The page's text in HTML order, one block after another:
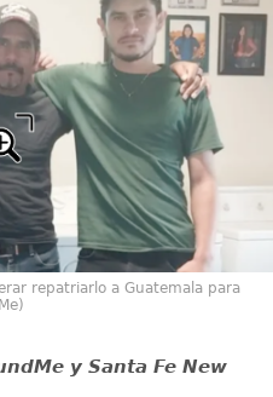
repatriarlo a Guatemala para
y Santa Fe New